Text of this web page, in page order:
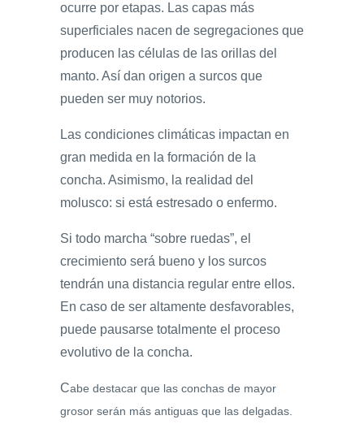
ocurre por etapas. Las capas más
superficiales nacen de segregaciones que
producen las células de las orillas del
manto. Así dan origen a surcos que
pueden ser muy notorios.
Las condiciones climáticas impactan en
gran medida en la formación de la
concha. Asimismo, la realidad del
molusco: si está estresado o enfermo.
Si todo marcha “sobre ruedas”, el
crecimiento será bueno y los surcos
tendrán una distancia regular entre ellos.
En caso de ser altamente desfavorables,
puede pausarse totalmente el proceso
evolutivo de la concha.
Cabe destacar que las conchas de mayor
grosor serán más antiguas que las delgadas.